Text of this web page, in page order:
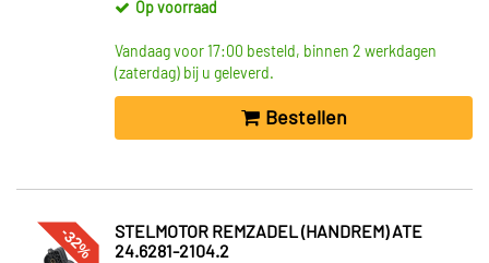
Op voorraad
Vandaag voor 17:00 besteld, binnen 2 werkdagen
(zaterdag) bij u geleverd.
Bestellen
-32%
STELMOTOR REMZADEL (HANDREM) ATE
24.6281-2104.2